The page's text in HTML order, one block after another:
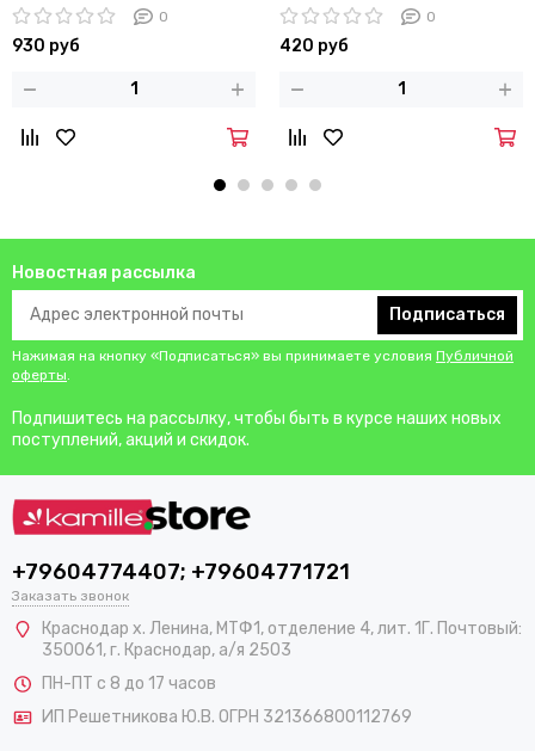
крышкой
0
930 руб
7790
0
420 руб
Новостная рассылка
Подписаться
Нажимая на кнопку «Подписаться» вы принимаете условия Публичной
оферты.
Подпишитесь на рассылку, чтобы быть в курсе наших новых
поступлений, акций и скидок.
+79604774407; +79604771721
Заказать звонок
Краснодар х. Ленина, МТФ1, отделение 4, лит. 1Г. Почтовый:
350061, г. Краснодар, а/я 2503
ПН-ПТ с 8 до 17 часов
ИП Решетникова Ю.В. ОГРН 321366800112769